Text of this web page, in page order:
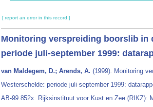
[ report an error in this record ]
Monitoring verspreiding boorslib in
periode juli-september 1999:
van Maldegem, D.; Arends, A. (1999). Monitoring
Westerschelde: periode juli-september 1999:
AB-99.852x. Rijksinstituut voor Kust en Zee (RIKZ):